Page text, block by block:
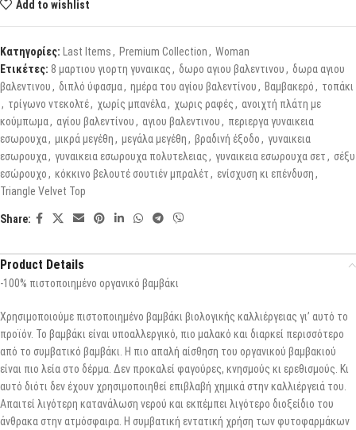
Add to wishlist
Κατηγορίες: Last Items, Premium Collection, Woman
Ετικέτες: 8 μαρτιου γιορτη γυναικας, δωρο αγιου βαλεντινου, δωρα αγιου
βαλεντινου, διπλό ύφασμα, ημέρα του αγίου βαλεντίνου, Βαμβακερό, τοπάκι
, τρίγωνο ντεκολτέ, χωρίς μπανέλα, χωρις ραφές, ανοιχτή πλάτη με
κούμπωμα, αγίου βαλεντίνου, αγιου βαλεντινου, περιεργα γυναικεια
εσωρουχα, μικρά μεγέθη, μεγάλα μεγέθη, βραδινή έξοδο, γυναικεια
εσωρουχα, γυναικεια εσωρουχα πολυτελειας, γυναικεια εσωρουχα σετ, σέξυ
εσώρουχο, κόκκινο βελουτέ σουτιέν μπραλέτ, ενίσχυση κι επένδυση,
Triangle Velvet Top
Share:
Product Details
-100% πιστοποιημένο οργανικό βαμβάκι
Χρησιμοποιούμε πιστοποιημένο βαμβάκι βιολογικής καλλιέργειας γι’ αυτό το
προϊόν. Το βαμβάκι είναι υποαλλεργικό, πιο μαλακό και διαρκεί περισσότερο
από το συμβατικό βαμβάκι. Η πιο απαλή αίσθηση του οργανικού βαμβακιού
είναι πιο λεία στο δέρμα. Δεν προκαλεί φαγούρες, κνησμούς κι ερεθισμούς. Κι
αυτό διότι δεν έχουν χρησιμοποιηθεί επιβλαβή χημικά στην καλλιέργειά του.
Απαιτεί λιγότερη κατανάλωση νερού και εκπέμπει λιγότερο διοξείδιο του
άνθρακα στην ατμόσφαιρα. Η συμβατική εντατική χρήση των φυτοφαρμάκων